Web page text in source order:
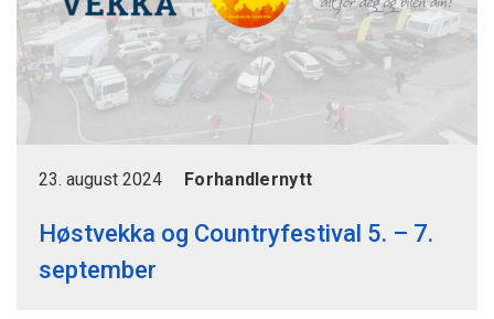
23. august 2024 Forhandlernytt
Høstvekka og Countryfestival 5. – 7.
september